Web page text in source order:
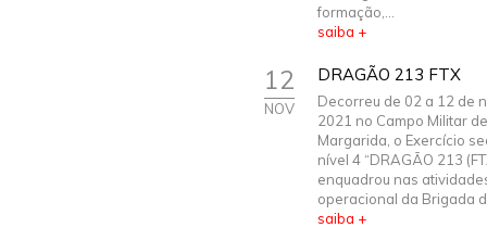
formação,...
saiba +
12
NOV
DRAGÃO 213 FTX
Decorreu de 02 a 12 de
2021 no Campo Militar
Margarida, o Exercício
nível 4 “DRAGÃO 213
enquadrou nas
operacional da Brigada
saiba +